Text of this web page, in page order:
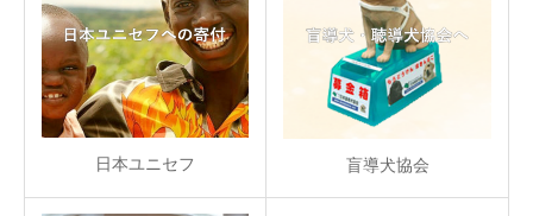
日本ユニセフ 盲導犬協会